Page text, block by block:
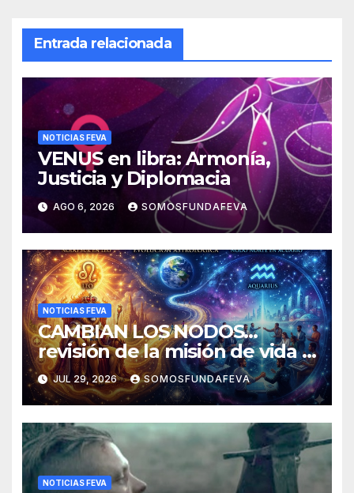
Entrada relacionada
NOTICIAS FEVA
VENUS en libra: Armonía,
Justicia y Diplomacia
AGO 6, 2026 SOMOSFUNDAFEVA
NOTICIAS FEVA
CAMBIAN LOS NODOS…
revisión de la misión de vida y
experiencias
JUL 29, 2026 SOMOSFUNDAFEVA
NOTICIAS FEVA